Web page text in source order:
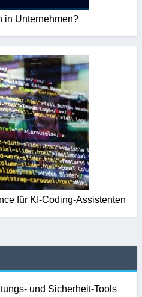
in Unternehmen?
für KI-Coding-Assistenten
und Sicherheit-Tools